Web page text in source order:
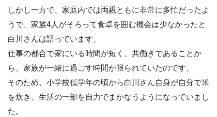
しかし一方で、家庭内では両親ともに非常に多忙だったよ
うで、家族4人がそろって食卓を囲む機会は少なかったと
白川さんは語っています。
仕事の都合で家にいる時間が短く、共働きであることか
ら、家族が一緒に過ごす時間が限られていたのです。
そのため、小学校低学年の頃から白川さん自身が自分で米
を炊き、生活の一部を自力でまかなうようになっていまし
た。